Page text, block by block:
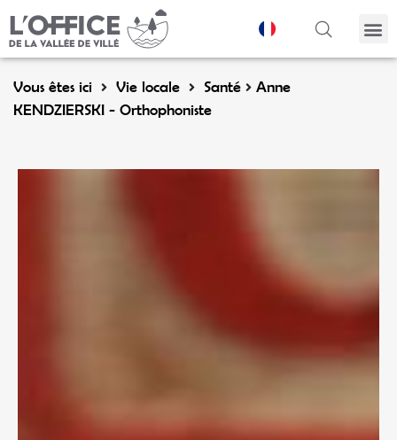
Vous êtes ici Vie locale Santé
Anne
KENDZIERSKI - Orthophoniste
Panneau de gestion des cookies